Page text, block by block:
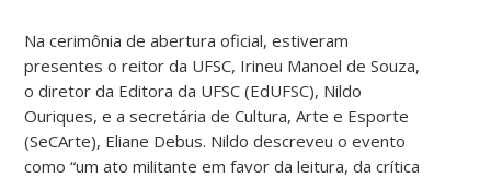
Na cerimônia de abertura oficial, estiveram
presentes o reitor da UFSC, Irineu Manoel de Souza,
o diretor da Editora da UFSC (EdUFSC), Nildo
Ouriques, e a secretária de Cultura, Arte e Esporte
(SeCArte), Eliane Debus. Nildo descreveu o evento
como “um ato militante em favor da leitura, da crítica